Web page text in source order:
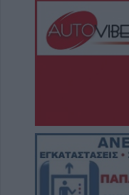
8 Αυγούστου 2026, 14:49
Ακυρώθηκε
Θεσσαλίας Δημ.
σκι στη λίμνη
Συνεδρίαση
για τους
θερμοκρασίες
8 Αυγούστου 2026, 13:30
Την Κυριακή 9